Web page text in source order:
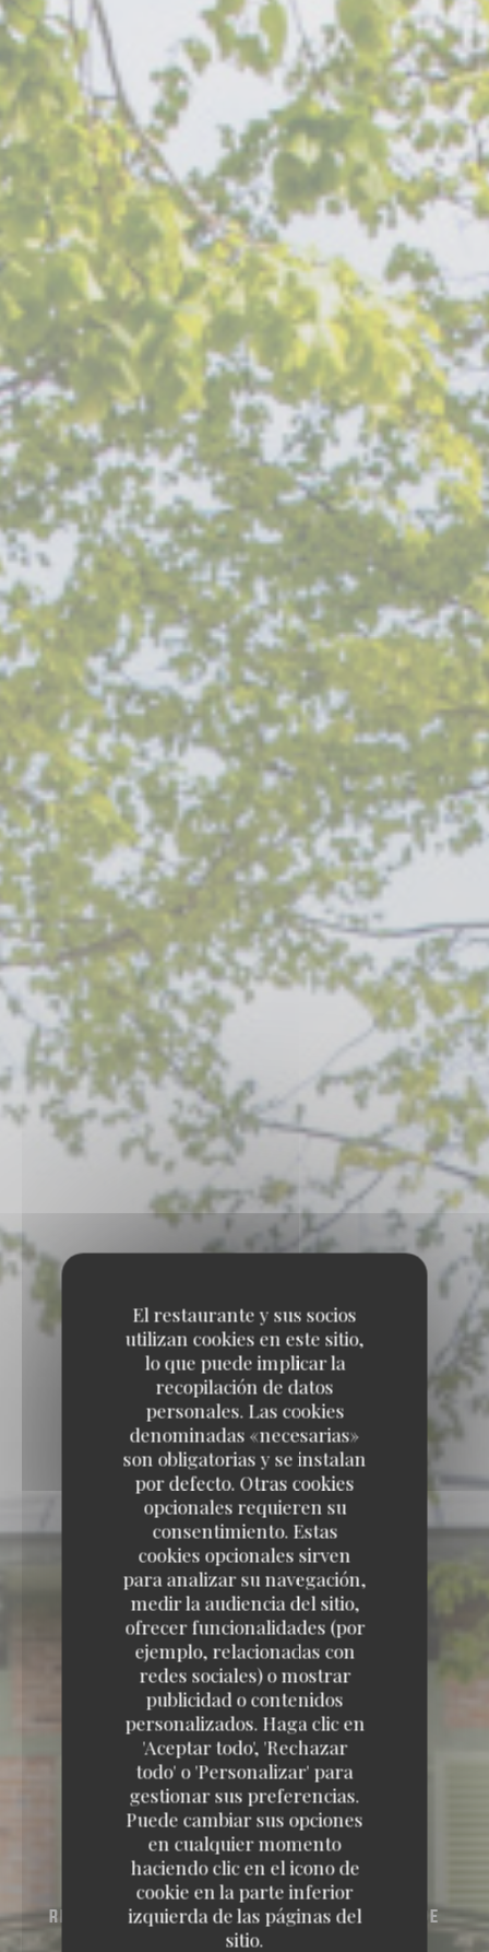
El restaurante y sus socios
utilizan cookies en este sitio,
lo que puede implicar la
recopilación de datos
personales. Las cookies
denominadas «necesarias»
son obligatorias y se instalan
por defecto. Otras cookies
opcionales requieren su
consentimiento. Estas
cookies opcionales sirven
para analizar su navegación,
medir la audiencia del sitio,
ofrecer funcionalidades (por
ejemplo, relacionadas con
redes sociales) o mostrar
publicidad o contenidos
personalizados. Haga clic en
'Aceptar todo', 'Rechazar
todo' o 'Personalizar' para
gestionar sus preferencias.
Puede cambiar sus opciones
en cualquier momento
haciendo clic en el icono de
cookie en la parte inferior
izquierda de las páginas del
sitio.
RESTAURANTE FRANCÉS
PARC DU CHÂTEAU DE
VERSAILLES 78000 VERSAILLES